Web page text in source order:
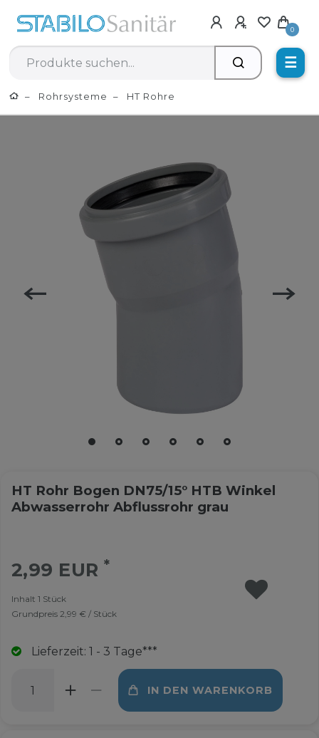
0
☰
Rohrsysteme HT Rohre
HT Rohr Bogen DN75/15° HTB Winkel
Abwasserrohr Abflussrohr grau
2,99 EUR*
Inhalt 1 Stück
Grundpreis 2,99 € / Stück
Lieferzeit: 1 - 3 Tage***
IN DEN WARENKORB